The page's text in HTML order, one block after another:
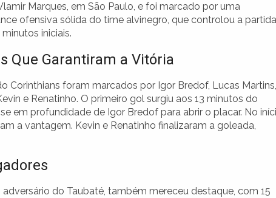
Marques, em São Paulo, e foi marcado por uma
ofensiva sólida do time alvinegro, que controlou a partida
iniciais.
Que Garantiram a Vitória
Corinthians foram marcados por Igor Bredof, Lucas Martins,
e Renatinho. O primeiro gol surgiu aos 13 minutos do
em profundidade de Igor Bredof para abrir o placar. No
a vantagem. Kevin e Renatinho finalizaram a goleada,
do Taubaté, também mereceu destaque, com 15